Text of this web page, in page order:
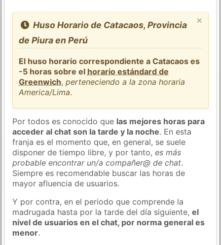
×
Huso Horario de Catacaos, Provincia
de Piura en Perú
El huso horario correspondiente a Catacaos es
-5 horas sobre el horario estándard de
Greenwich,perteneciendo a la zona horaria
America/Lima.
Por todos es conocido que las mejores horas para
acceder al chat son la tarde y la noche. En esta
franja es el momento que, en general, se suele
disponer de tiempo libre, y por tanto,es más
probable encontrar un/a compañer@ de chat.
Siempre es recomendable buscar las horas de
mayor afluencia de usuarios.
Y por contra, en el periodo que comprende la
madrugada hasta por la tarde del día siguiente,el
nivel de usuarios en el chat, por norma general es
menor.